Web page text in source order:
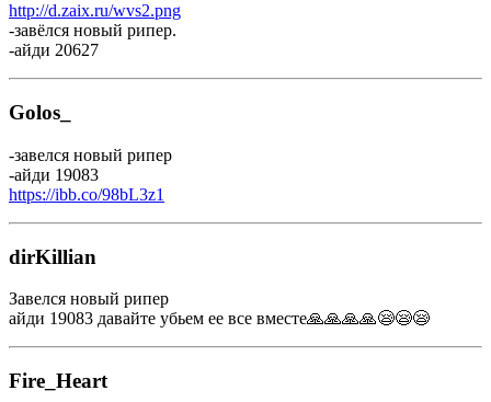
http://d.zaix.ru/wvs2.png
-завёлся новый рипер.
-айди 20627
Golos_
-завелся новый рипер
-айди 19083
https://ibb.co/98bL3z1
dirKillian
Завелся новый рипер
айди 19083 давайте убьем ее все вместе🙏🙏🙏🙏😪😪😪
Fire_Heart